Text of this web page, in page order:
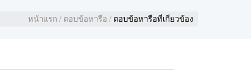
หน้าแรก / ตอบข้อหารือ / ตอบข้อหารือที่เกี่ยวข้อง